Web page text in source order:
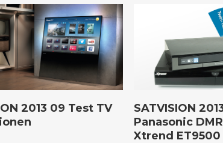
Download
2013 09 Test TV
SATVISION
Panasonic
Xtrend ET9500